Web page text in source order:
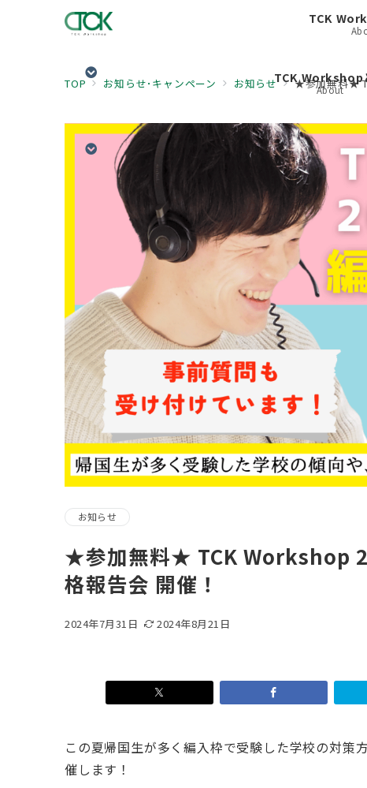
TCK Workshop
About
TCK
TOP お知らせ･キャンペーン お知らせ ★参加無料★
お知らせ
★参加無料★ TCK Workshop
格報告会 開催！
2024年7月31日 2024年8月21日
この夏帰国生が多く編入枠で受験した学校の対策
催します！